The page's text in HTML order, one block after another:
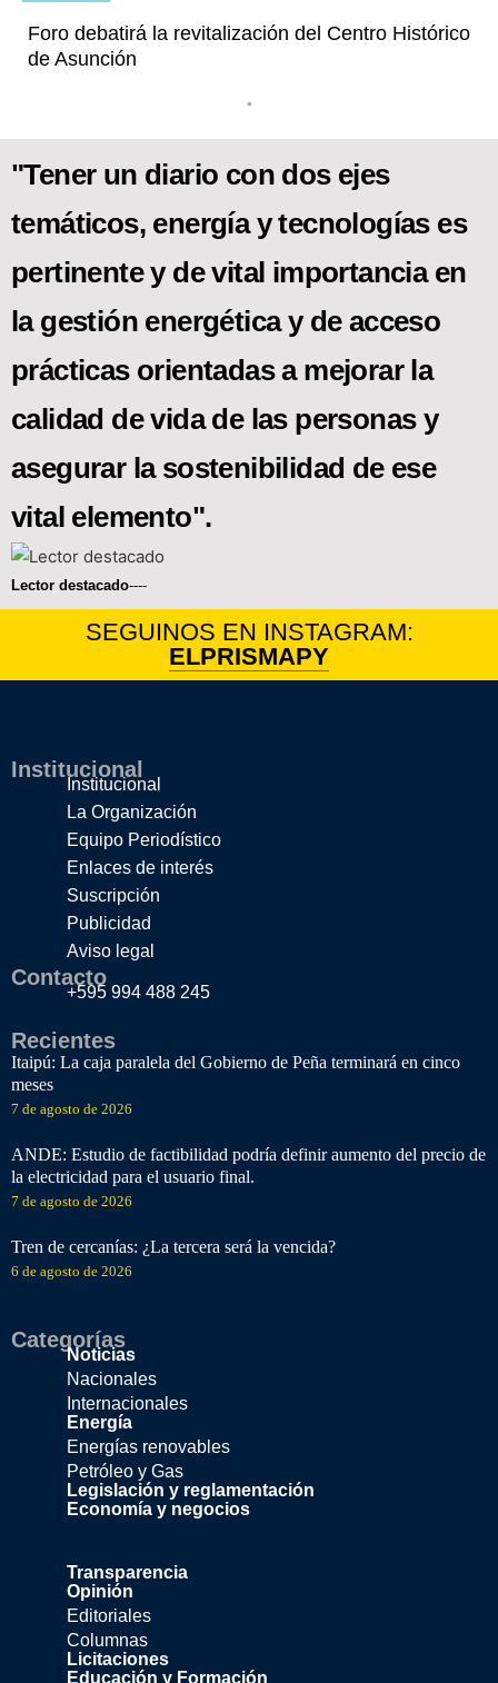
Foro debatirá la revitalización del Centro Histórico
de Asunción
•
"Tener un diario con dos ejes
temáticos, energía y tecnologías es
pertinente y de vital importancia en
la gestión energética y de acceso
prácticas orientadas a mejorar la
calidad de vida de las personas y
asegurar la sostenibilidad de ese
vital elemento".
Lector destacado----
SEGUINOS EN INSTAGRAM:
ELPRISMAPY
Institucional
Institucional
La Organización
Equipo Periodístico
Enlaces de interés
Suscripción
Publicidad
Aviso legal
Contacto
+595 994 488 245
Recientes
Itaipú: La caja paralela del Gobierno de Peña terminará en cinco
meses
7 de agosto de 2026
ANDE: Estudio de factibilidad podría definir aumento del precio de
la electricidad para el usuario final.
7 de agosto de 2026
Tren de cercanías: ¿La tercera será la vencida?
6 de agosto de 2026
Categorías
Noticias
Nacionales
Internacionales
Energía
Energías renovables
Petróleo y Gas
Legislación y reglamentación
Economía y negocios
Transparencia
Opinión
Editoriales
Columnas
Licitaciones
Educación y Formación